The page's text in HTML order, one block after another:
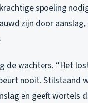
spoeling
zijn door
de wachters. “Het
nooit. Stilstaand
en geeft wortels